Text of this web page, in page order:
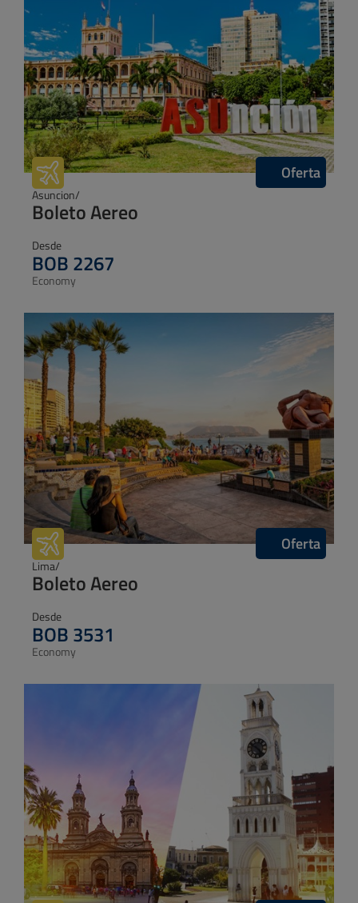
Boleto Aereo
Desde
USD 921
Economy
Oferta
Cancun/
Boleto Aereo
Desde
USD 809
Economy
* Tarifas sujetas a cambio sin previo aviso, con cupos limitados y
sujetas a disponibilidad de valores y vuelos que podrían variar al
DESTINOS INTERNACIONALES
POPULARES